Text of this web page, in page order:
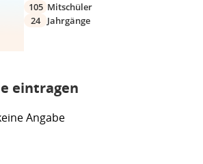
105 Mitschüler
24
Jahrgänge
eintragen
Angabe